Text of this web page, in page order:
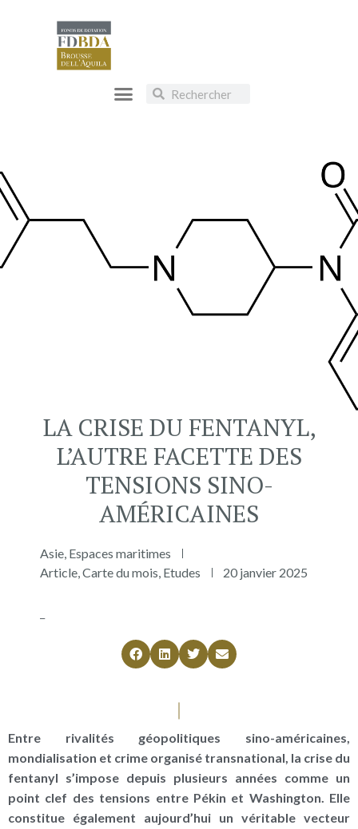
LA CRISE DU FENTANYL,
L’AUTRE FACETTE DES
TENSIONS SINO-
AMÉRICAINES
Asie Espaces maritimes
Article Carte du mois Etudes 20 janvier 2025
Entre rivalités géopolitiques sino-américaines,
mondialisation et crime organisé transnational, la crise du
fentanyl s’impose depuis plusieurs années comme un
point clef des tensions entre Pékin et Washington. Elle
constitue également aujourd’hui un véritable vecteur